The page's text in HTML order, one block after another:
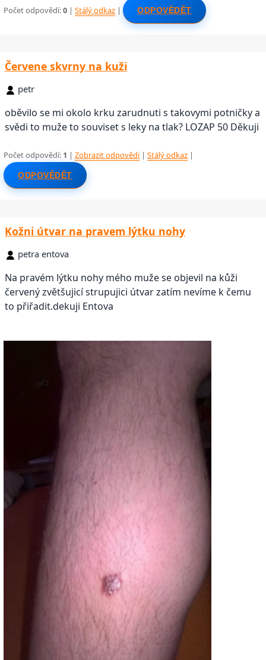
Počet odpovědí:0 |Stálý odkaz | ODPOVĚDĚT
Červene skvrny na kuži
petr
oběvilo se mi okolo krku zarudnuti s takovymi potničky a
svědi to muže to souviset s leky na tlak? LOZAP 50 Děkuji
Počet odpovědí: 1 |Zobrazit odpovědi |Stálý odkaz |
ODPOVĚDĚT
Kožni útvar na pravem lýtku nohy
petra entova
Na pravém lýtku nohy mého muže se objevil na kůži
červený zvětšujicí strupujici útvar zatím nevíme k čemu
to přiřadit.dekuji Entova